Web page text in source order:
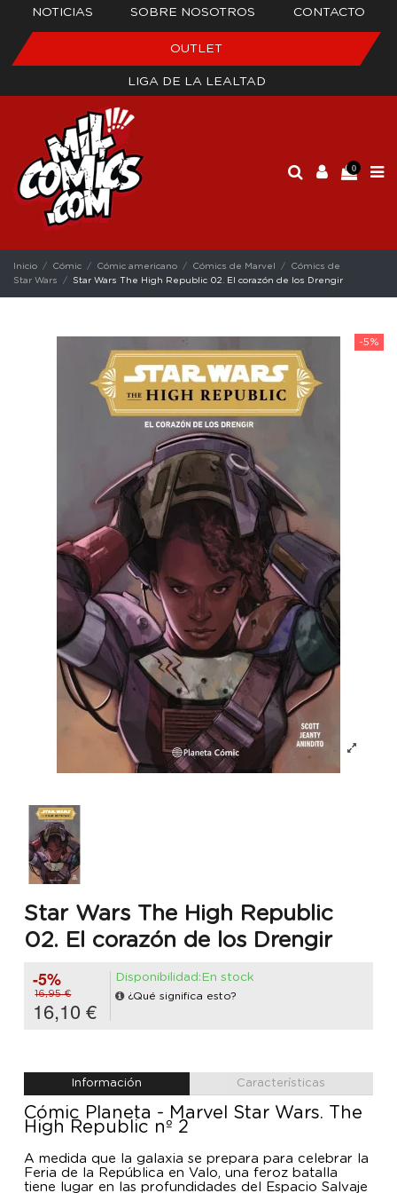
NOTICIAS SOBRE NOSOTROS CONTACTO
OUTLET
LIGA DE LA LEALTAD
0
Inicio Cómic Cómic americano Cómics de Marvel
Cómics de
Star Wars
Star Wars The High Republic 02. El corazón de los Drengir
-5%
Star Wars The High Republic
02. El corazón de los Drengir
-5%
16,95 €
16,10 €
Disponibilidad:En stock
¿Qué significa esto?
Información Características
Cómic Planeta - Marvel Star Wars. The
High Republic nº 2
A medida que la galaxia se prepara para celebrar la
Feria de la República en Valo, una feroz batalla
tiene lugar en las profundidades del Espacio Salvaje